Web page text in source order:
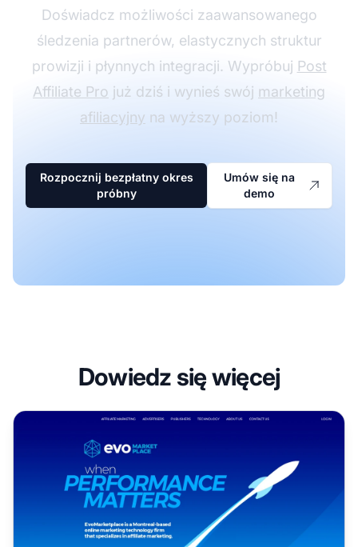
Doświadcz możliwości zaawansowanego
śledzenia partnerów, elastycznych struktur
prowizji i płynnych integracji. Wypróbuj Post
Affiliate Pro już dziś i wynieś swój marketing
afiliacyjny na wyższy poziom!
Rozpocznij bezpłatny okres
próbny
Umów się na
demo
Dowiedz się więcej
Program partnerski EvoLeads